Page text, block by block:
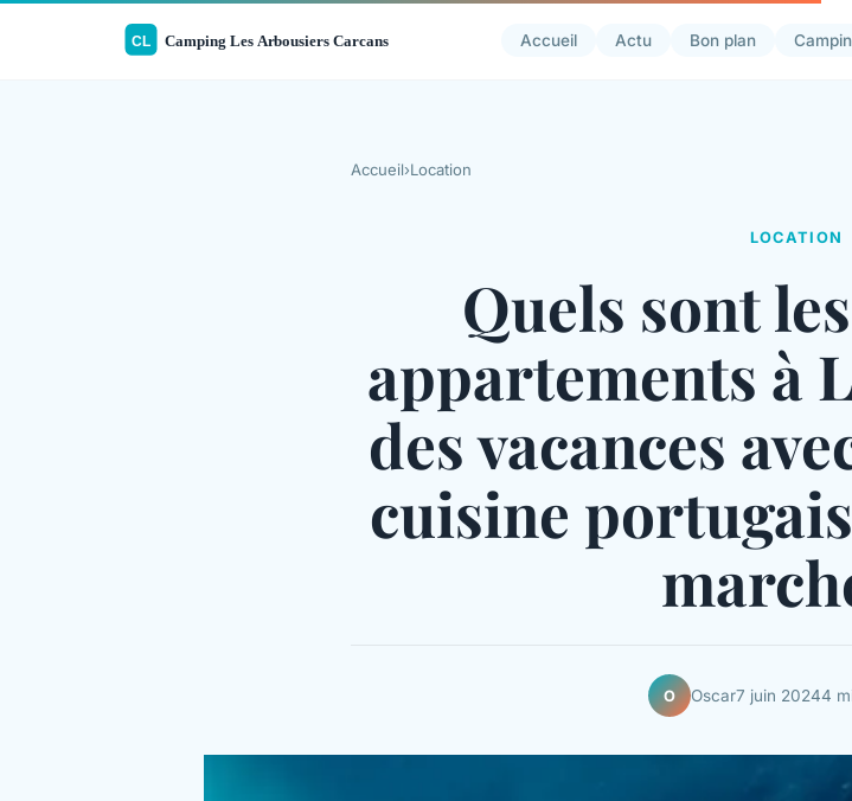
Accueil Actu Bon plan
Accueil›Location
LOCATION
Quels sont
appartements à
des vacances
cuisine
O Oscar7 juin 20244